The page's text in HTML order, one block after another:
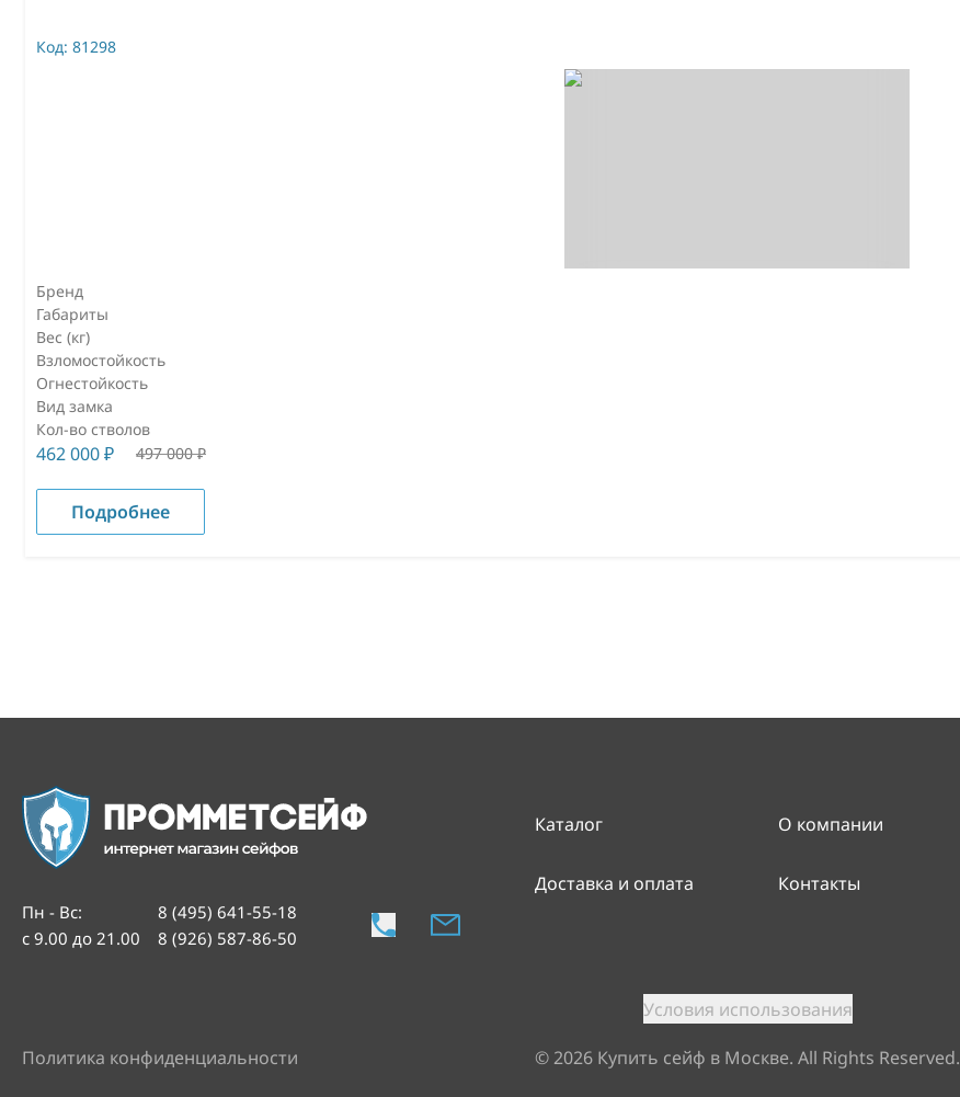
Код: 81298
Бренд
Габариты
Вес (кг)
Взломостойкость
Огнестойкость
Вид замка
Кол-во стволов
462 000₽ 497 000₽
Подробнее
Пн - Вс:
с 9.00 до 21.00
8 (495) 641-55-18
8 (926) 587-86-50
Каталог О компании
Доставка и оплата Контакты
Политика конфиденциальности
Условия использования
©2026 Купить сейф в Москве. All Rights Reserved.